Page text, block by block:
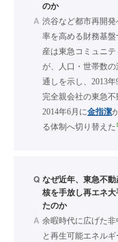
のか
A 渋谷など都市再開
率を高める財務基
産は東急コミュニ
が、人口・世帯数
通しを示し、2013
完全親会社の東急
2014年6月に金指潔
る体制へ切り替えた
Q なぜ近年、東急不
核を手放し再エネ
たのか
A 余暇時代に広げた
と再生可能エネル